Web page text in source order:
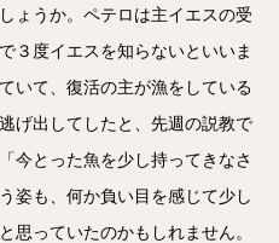
ょうか。ペテロは主イエスの受
３度イエスを知らないといいま
いて、復活の主が漁をしている
げ出してしたと、先週の説教で
今とった魚を少し持ってきなさ
姿も、何か負い目を感じて少し
思っていたのかもしれません。